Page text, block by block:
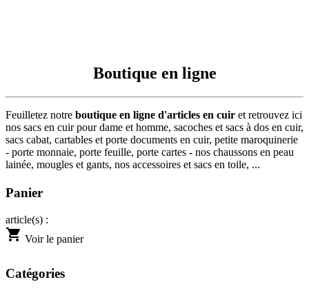
Boutique en ligne
Feuilletez notre boutique en ligne d'articles en cuir et retrouvez ici
nos sacs en cuir pour dame et homme, sacoches et sacs à dos en cuir,
sacs cabat, cartables et porte documents en cuir, petite maroquinerie
- porte monnaie, porte feuille, porte cartes - nos chaussons en peau
lainée, mougles et gants, nos accessoires et sacs en toile, ...
Panier
article(s) :
shopping_cart Voir le panier
Catégories